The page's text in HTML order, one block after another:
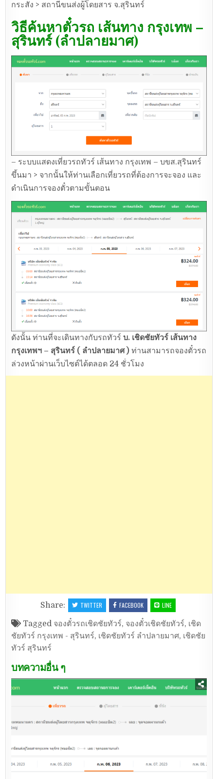
กระสัง > สถานีขนส่งผู้โดยสาร จ.สุรินทร์
วิธีค้นหาตั๋วรถ เส้นทาง กรุงเทพ –
สุรินทร์ (ลำปลายมาศ)
– ระบบแสดงเที่ยวรถทัวร์ เส้นทาง กรุงเทพ – บขส.สุรินทร์
ขึ้นมา > จากนั้นให้ท่านเลือกเที่ยวรถที่ต้องการจะจอง และ
ดำเนินการจองตั๋วตามขั้นตอน
ดังนั้น ท่านที่จะเดินทางกับรถทัวร์บ. เชิดชัยทัวร์ เส้นทาง
กรุงเทพฯ – สุรินทร์ ( ลำปลายมาศ )ท่านสามารถจองตั๋วรถ
ล่วงหน้าผ่านเว็บไซต์ได้ตลอด 24 ชั่วโมง
Share: TWITTER FACEBOOK LINE
Tagged จองตั๋วรถเชิดชัยทัวร์, จองตั๋วเชิดชัยทัวร์, เชิด
ชัยทัวร์ กรุงเทพ - สุรินทร์, เชิดชัยทัวร์ ลำปลายมาศ, เชิดชัย
ทัวร์ สุรินทร์
บทความอื่น ๆ